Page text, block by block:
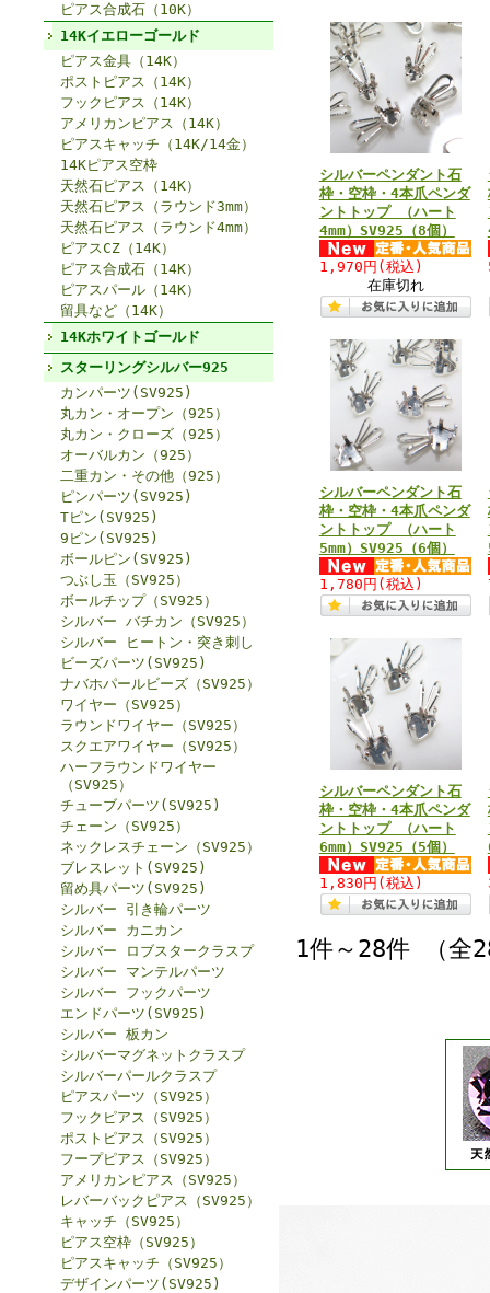
ピアス合成石（10K）
14Kイエローゴールド
ピアス金具（14K）
ポストピアス（14K）
フックピアス（14K）
アメリカンピアス（14K）
ピアスキャッチ（14K/14金）
14Kピアス空枠
天然石ピアス（14K）
天然石ピアス（ラウンド3mm）
天然石ピアス（ラウンド4mm）
ピアスCZ（14K）
ピアス合成石（14K）
ピアスパール（14K）
留具など（14K）
14Kホワイトゴールド
スターリングシルバー925
カンパーツ(SV925)
丸カン・オープン（925）
丸カン・クローズ（925）
オーバルカン（925）
二重カン・その他（925）
ピンパーツ(SV925)
Tピン(SV925)
9ピン(SV925)
ボールピン(SV925)
つぶし玉（SV925）
ボールチップ（SV925）
シルバー バチカン（SV925）
シルバー ヒートン・突き刺し
ビーズパーツ(SV925)
ナバホパールビーズ（SV925）
ワイヤー（SV925）
ラウンドワイヤー（SV925）
スクエアワイヤー（SV925）
ハーフラウンドワイヤー
（SV925）
チューブパーツ(SV925)
チェーン（SV925）
ネックレスチェーン（SV925）
ブレスレット(SV925)
留め具パーツ(SV925)
シルバー 引き輪パーツ
シルバー カニカン
シルバー ロブスタークラスプ
シルバー マンテルパーツ
シルバー フックパーツ
エンドパーツ(SV925)
シルバー 板カン
シルバーマグネットクラスプ
シルバーパールクラスプ
ピアスパーツ（SV925）
フックピアス（SV925）
ポストピアス（SV925）
フープピアス（SV925）
アメリカンピアス（SV925）
レバーバックピアス（SV925）
キャッチ（SV925）
ピアス空枠（SV925）
ピアスキャッチ（SV925）
デザインパーツ(SV925)
シルバーペンダント石
枠・空枠・4本爪ペンダ
ントトップ （ハート
4mm）SV925（8個）
1,970円 (税込)
在庫切れ
シルバーペンダント石
枠・空枠・4本爪ペンダ
ントトップ （ハート
5mm）SV925（6個）
1,780円 (税込)
シルバーペンダント石
枠・空枠・4本爪ペンダ
ントトップ （ハート
6mm）SV925（5個）
1,830円 (税込)
1件～28件 （全